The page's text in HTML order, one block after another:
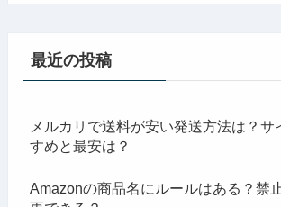
最近の投稿
メルカリで送料が安い発送方法は？サ
すめと最安は？
Amazonの商品名にルールはある？禁